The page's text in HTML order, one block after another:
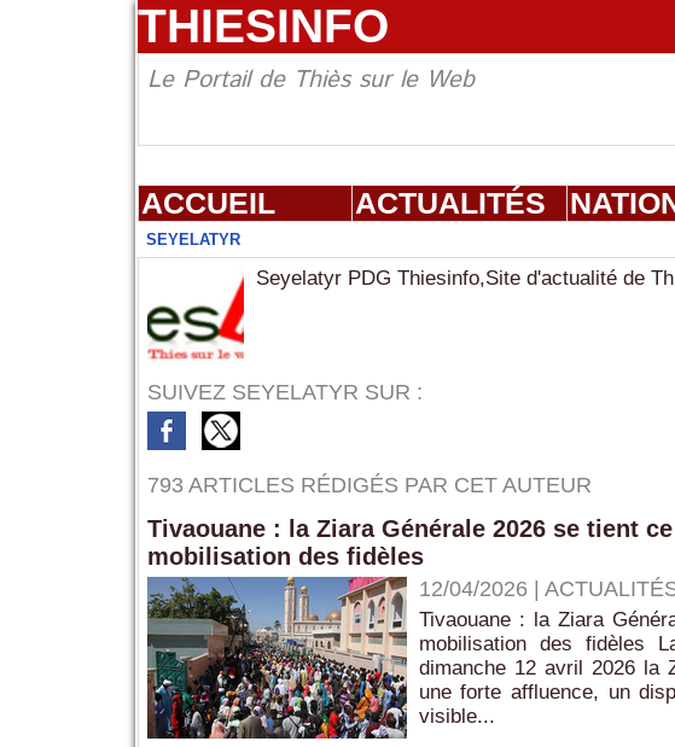
THIESINFO
Le Portail de Thiès sur le Web
ACCUEIL ACTUALITÉS
SEYELATYR
Seyelatyr PDG Thiesinfo,Site d'actualité de
SUIVEZ SEYELATYR SUR :
793 ARTICLES RÉDIGÉS PAR CET AUTEUR
Tivaouane : la Ziara Générale 2026 se tient
mobilisation des fidèles
12/04/2026|
Tivaouane : la Ziara
mobilisation des fidèles
dimanche 12 avril 2026 la
une forte affluence, un
visible...